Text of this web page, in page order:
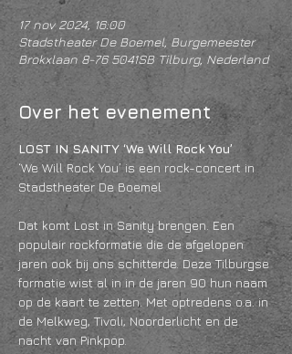
17 nov 2024, 16:00
Stadstheater De Boemel, Burgemeester
Brokxlaan 8-76 5041SB Tilburg, Nederland
Over het evenement
LOST IN SANITY ‘We Will Rock You’
‘We Will Rock You’ is een rock-concert in
Stadstheater De Boemel
.
Dat komt Lost in Sanity brengen. Een
populair rockformatie die de afgelopen
jaren ook bij ons schitterde. Deze Tilburgse
formatie wist al in in de jaren 90 hun naam
op de kaart te zetten. Met optredens o.a. in
de Melkweg, Tivoli, Noorderlicht en de
nacht van Pinkpop.